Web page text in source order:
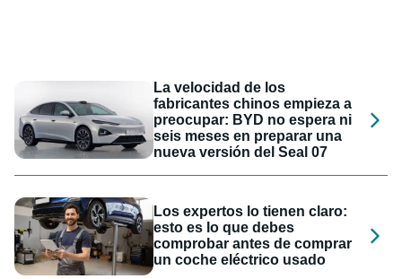
La velocidad de los
fabricantes chinos empieza a
preocupar: BYD no espera ni
seis meses en preparar una
nueva versión del Seal 07
Los expertos lo tienen claro:
esto es lo que debes
comprobar antes de comprar
un coche eléctrico usado